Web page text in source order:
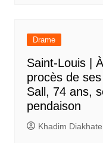
Drame
Saint-Louis |
procès de
Sall, 74 ans,
pendaison
Khadim Diakhate